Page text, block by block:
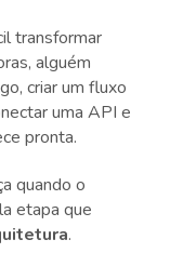
transformar
alguém
criar um fluxo
uma API e
pronta.
quando o
etapa que
.